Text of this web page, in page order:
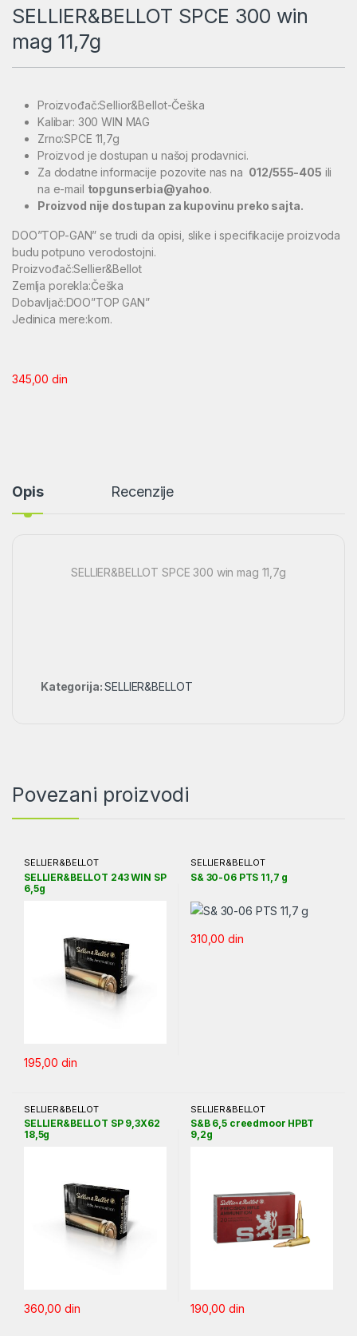
SELLIER&BELLOT SPCE 300 win
mag 11,7g
Proizvođač:Sellior&Bellot-Češka
Kalibar: 300 WIN MAG
Zrno:SPCE 11,7g
Proizvod je dostupan u našoj prodavnici.
Za dodatne informacije pozovite nas na 012/555-405 ili
na e-mail topgunserbia@yahoo.
Proizvod nije dostupan za kupovinu preko sajta.
DOO”TOP-GAN” se trudi da opisi, slike i specifikacije proizvoda
budu potpuno verodostojni.
Proizvođač:Sellier&Bellot
Zemlja porekla:Češka
Dobavljač:DOO”TOP GAN”
Jedinica mere:kom.
345,00din
Opis Recenzije
SELLIER&BELLOT SPCE 300 win mag 11,7g
Kategorija:SELLIER&BELLOT
Povezani proizvodi
SELLIER&BELLOT
SELLIER&BELLOT 243 WIN SP
6,5g
195,00din
SELLIER&BELLOT
S& 30-06 PTS 11,7 g
310,00din
SELLIER&BELLOT
SELLIER&BELLOT SP 9,3X62
18,5g
360,00din
SELLIER&BELLOT
S&B 6,5 creedmoor HPBT
9,2g
190,00din